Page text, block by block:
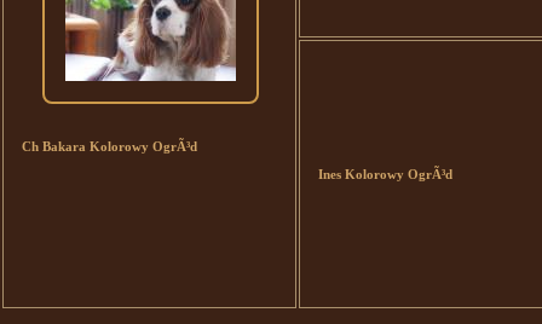
Ch Bakara Kolorowy OgrÃ³d
Ines Kolorowy OgrÃ³d